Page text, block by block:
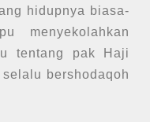
hidupnya biasa-
menyekolahkan
tentang pak Haji
bershodaqoh